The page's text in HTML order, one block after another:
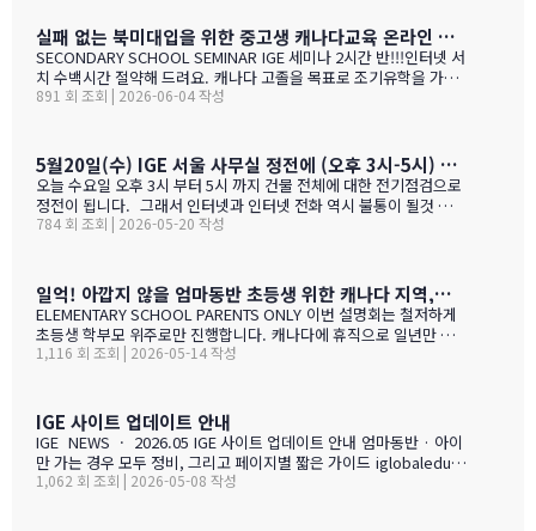
신청서에서 바로 신청하세요 사전등록 혜택 미리 신청하면 이런 혜택
이 있습니다 혜택 1 신청비 전액 면제 학생당 약 CAD $200~300 수
속 신청비 면제 혜택 2 인기 공립학교 우선 배정 …
실패 없는 북미대입을 위한 중고생 캐나다교육 온라인 ZOOM 설명회 6월 16일(화)
SECONDARY SCHOOL SEMINAR IGE 세미나 2시간 반!!!인터넷 서
치 수백시간 절약해 드려요. 캐나다 고졸을 목표로 조기유학을 가지
는 않죠. 어떤 경우에도 중요한 것은 대학!!! 20년간 캐나다 조기유학
도 참가 가능합니다. 한국과 캐나다 부모님들의 궁금증과 고민을 같
이 공유할 수 있습니다. …
891 회 조회 | 2026-06-04 작성
5월20일(수) IGE 서울 사무실 정전에 (오후 3시-5시) 따른 상담 업무 불가 안내
오늘 수요일 오후 3시 부터 5시 까지 건물 전체에 대한 전기점검으로
정전이 됩니다. 그래서 인터넷과 인터넷 전화 역시 불통이 될것 입니
다. PC로 사용 하는 카카오톡 역시 불통이 될것 입니다. 전화,카카오
내드리겟습니다.
784 회 조회 | 2026-05-20 작성
일억! 아깝지 않을 엄마동반 초등생 위한 캐나다 지역,학교 선택 설명회 5월28(목)
ELEMENTARY SCHOOL PARENTS ONLY 이번 설명회는 철저하게
초등생 학부모 위주로만 진행합니다. 캐나다에 휴직으로 일년만 가
야 하는 가족, 초등생 영어교육 · 북미체험 · 가족 휴식을 위해 캐나
1,116 회 조회 | 2026-05-14 작성
IGE 사이트 업데이트 안내
IGE NEWS · 2026.05 IGE 사이트 업데이트 안내 엄마동반 · 아이
만 가는 경우 모두 정비, 그리고 페이지별 짧은 가이드 iglobaleduca
tion.org 가 새로 업데이트되었습니다. 이번에는 "엄마동반"과 "아
1,062 회 조회 | 2026-05-08 작성